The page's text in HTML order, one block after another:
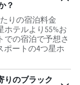
？
りの宿泊料金
ホテルより55%お
での宿泊で予想さ
ポートの4つ星ホ
りのブラック